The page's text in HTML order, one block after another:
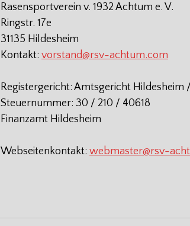
Rasensportverein v. 1932 Achtum e. V.
Ringstr. 17e
31135 Hildesheim
Kontakt: vorstand@rsv-achtum.com
Registergericht: Amtsgericht Hildesheim /
Steuernummer: 30 / 210 / 40618
Finanzamt Hildesheim
Webseitenkontakt: webmaster@rsv-